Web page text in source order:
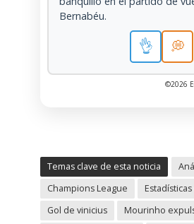
Bernabéu.
👌 💭
©2026
Temas clave de esta noticia
Champions League
Gol de vinicius
Mourinho